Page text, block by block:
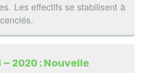
Les effectifs se stabilisent à
– 2020 : Nouvelle